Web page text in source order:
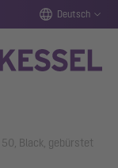
Deutsch
Black, gebürstet